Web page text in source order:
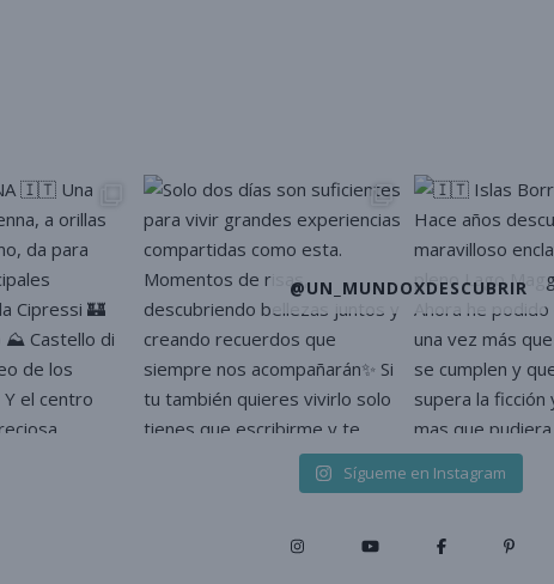
@UN_MUNDOXDESCUBRIR
Sígueme en Instagram